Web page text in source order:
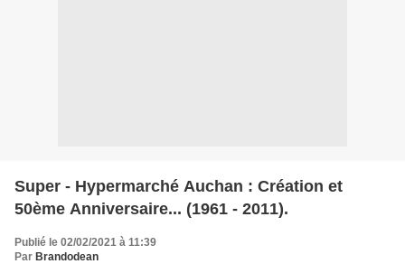
Super - Hypermarché Auchan : Création et
50ème Anniversaire... (1961 - 2011).
Publié le 02/02/2021 à 11:39
Par Brandodean